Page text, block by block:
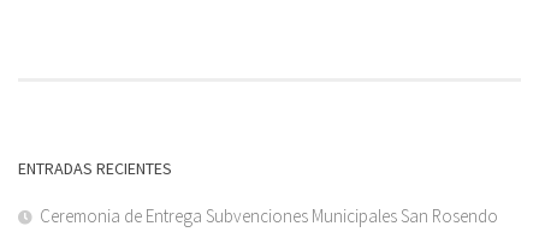
ENTRADAS RECIENTES
Ceremonia de Entrega Subvenciones Municipales San Rosendo